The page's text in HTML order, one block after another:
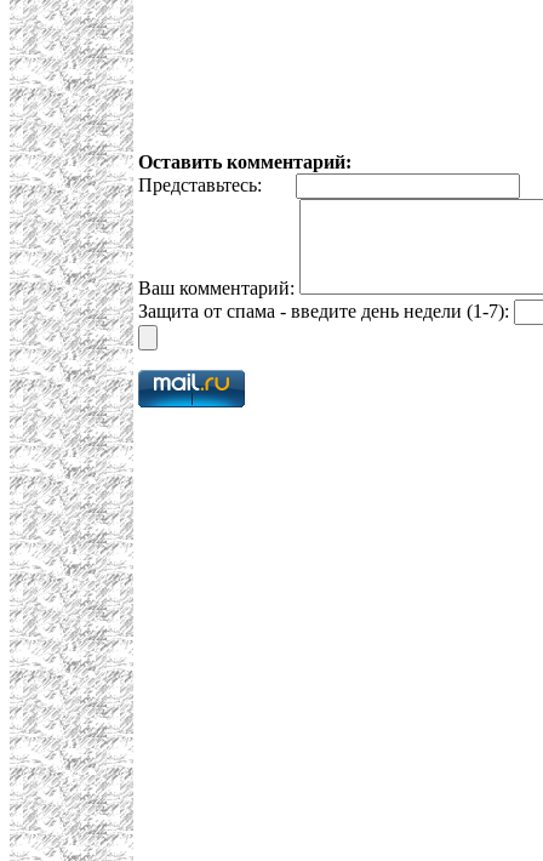
Оставить комментарий:
Представьтесь:
Ваш комментарий:
Защита от спама - введите день недели (1-7):